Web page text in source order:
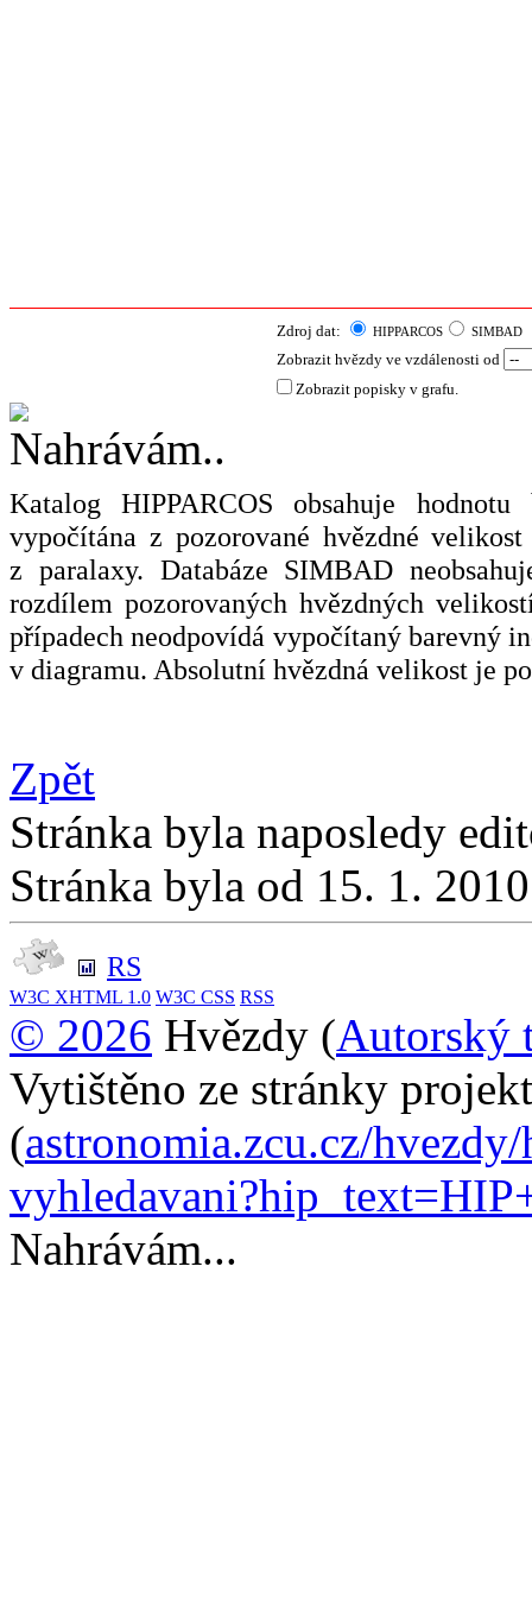
Zdroj dat: HIPPARCOS SIMBAD
Zobrazit hvězdy ve vzdálenosti od
Zobrazit popisky v grafu.
Katalog HIPPARCOS obsahuje
vypočítána z pozorované hvězdné
z paralaxy. Databáze SIMBAD
rozdílem pozorovaných hvězdných
případech neodpovídá vypočítaný barevný
v diagramu. Absolutní hvězdná velikost je
Zpět
Stránka byla naposledy
Stránka byla od 15. 1.
RS
W3C XHTML 1.0 W3C CSS RSS
© 2026 Hvězdy (Autorský
Vytištěno ze stránky
(astronomia.zcu.cz/
Nahrávám...